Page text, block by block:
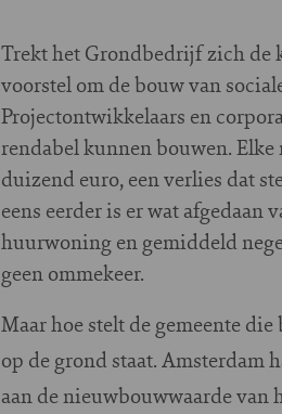
Trekt het Grondbedrijf zich de
voorstel om de bouw van
Projectontwikkelaars en
rendabel kunnen bouwen.
duizend euro, een verlies dat
eens eerder is er wat
huurwoning en gemiddeld
geen ommekeer.
Maar hoe stelt de gemeente
op de grond staat. Amsterdam
aan de nieuwbouwwaarde van